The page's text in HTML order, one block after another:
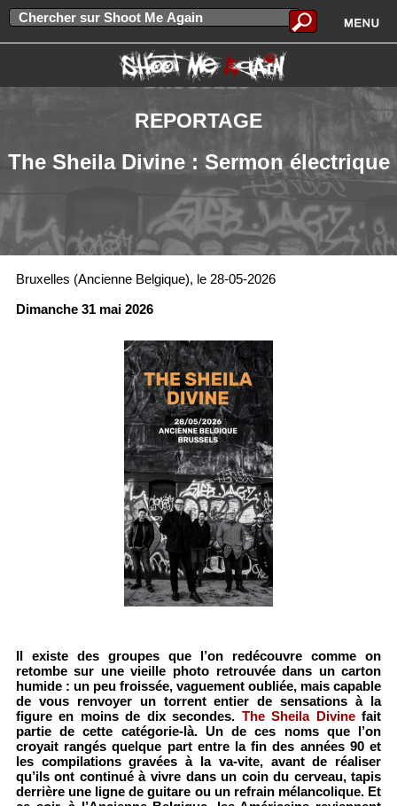
REPORTAGE
The Sheila Divine : Sermon électrique
Bruxelles (Ancienne Belgique), le 28-05-2026
Dimanche 31 mai 2026
Il existe des groupes que l’on redécouvre comme on
retombe sur une vieille photo retrouvée dans un carton
humide : un peu froissée, vaguement oubliée, mais capable
de vous renvoyer un torrent entier de sensations à la
figure en moins de dix secondes. The Sheila Divinefait
partie de cette catégorie-là. Un de ces noms que l’on
croyait rangés quelque part entre la fin des années 90 et
les compilations gravées à la va-vite, avant de réaliser
qu’ils ont continué à vivre dans un coin du cerveau, tapis
derrière une ligne de guitare ou un refrain mélancolique. Et